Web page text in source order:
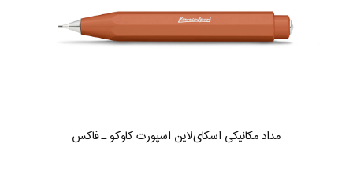
مداد مکانیکی اسکای‌لاین اسپورت کاوکو ـ فاکس